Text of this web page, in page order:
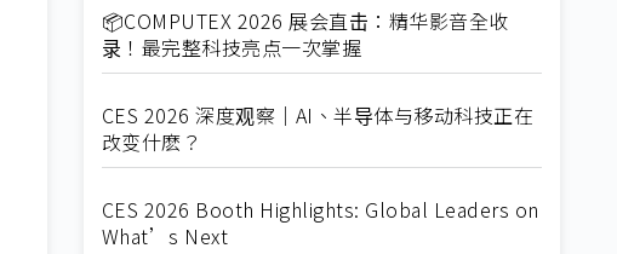
📦COMPUTEX 2026 展会直击：精华影音全收
录！最完整科技亮点一次掌握
CES 2026 深度观察｜AI、半导体与移动科技正在
改变什麽？
CES 2026 Booth Highlights: Global Leaders on
What’s Next